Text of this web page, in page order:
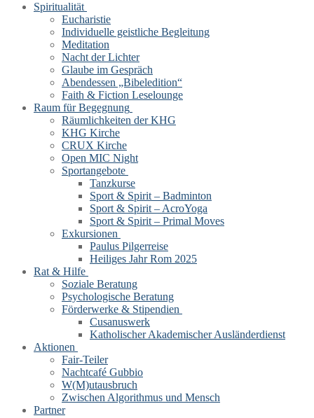
Spiritualität
Eucharistie
Individuelle geistliche Begleitung
Meditation
Nacht der Lichter
Glaube im Gespräch
Abendessen „Bibeledition“
Faith & Fiction Leselounge
Raum für Begegnung
Räumlichkeiten der KHG
KHG Kirche
CRUX Kirche
Open MIC Night
Sportangebote
Tanzkurse
Sport & Spirit – Badminton
Sport & Spirit – AcroYoga
Sport & Spirit – Primal Moves
Exkursionen
Paulus Pilgerreise
Heiliges Jahr Rom 2025
Rat & Hilfe
Soziale Beratung
Psychologische Beratung
Förderwerke & Stipendien
Cusanuswerk
Katholischer Akademischer Ausländerdienst
Aktionen
Fair-Teiler
Nachtcafé Gubbio
W(M)utausbruch
Zwischen Algorithmus und Mensch
Partner